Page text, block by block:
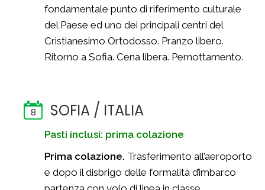
fondamentale punto di riferimento culturale
del Paese ed uno dei principali centri del
Cristianesimo Ortodosso. Pranzo libero.
Ritorno a Sofia. Cena libera. Pernottamento.
8 SOFIA / ITALIA
Pasti inclusi: prima colazione
Prima colazione. Trasferimento all’aeroporto
e dopo il disbrigo delle formalità d’imbarco